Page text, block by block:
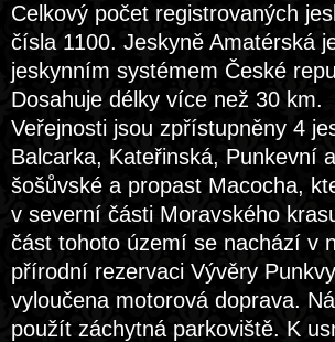
Celkový počet registrovaných
čísla 1100. Jeskyně Amatérská
jeskynním systémem České
Dosahuje délky více než 30 km.
Veřejnosti jsou zpřístupněny 4
Balcarka, Kateřinská, Punkevní
šošůvské a propast Macocha,
v severní části Moravského
část tohoto území se nachází v
přírodní rezervaci Vývěry
vyloučena motorová doprava.
použít záchytná parkoviště. K